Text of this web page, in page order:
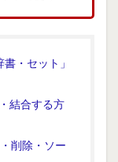
・セット」
結合する方
削除・ソー